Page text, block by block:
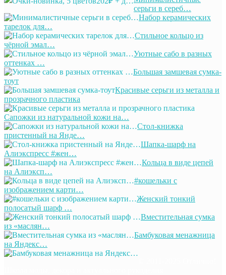
серьги в сереб…
Набор керамических
тарелок для…
Стильное кольцо из
чёрной эмал…
Уютные сабо в разных
оттенках …
Большая замшевая сумка-
тоут
Красивые серьги из металла и
прозрачного пластика
Сапожки из натуральной кожи на…
Стол-книжка
пристенный на Янде…
Шапка-шарф на
Алиэкспресс #жен…
Кольца в виде цепей
на Алиэксп…
#кошельки с
изображением карти…
Женский тонкий
полосатый шарф …
Вместительная сумка
из «маслян…
Бамбуковая менажница
на Яндекс…